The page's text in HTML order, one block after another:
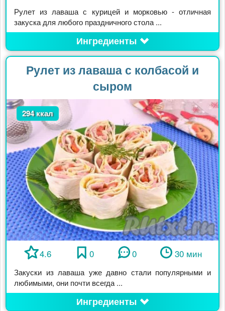
Рулет из лаваша с курицей и морковью - отличная
закуска для любого праздничного стола ...
Ингредиенты
Рулет из лаваша с колбасой и
сыром
294 ккал
4.6 0 0 30 мин
Закуски из лаваша уже давно стали популярными и
любимыми, они почти всегда ...
Ингредиенты